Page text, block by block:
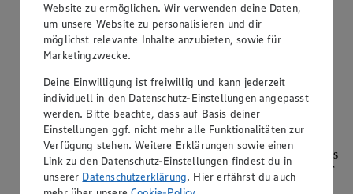
weiterlesen
Mindesthaltbarkeitsdatum: Kann Mehl
Kategorie:Grundnahrung
Mehl ist fast unbegrenzt haltbar, da es trocken ist und sich
Keime kaum vermehren können. Das
Mindesthaltbarkeitsdatum garantiert vom Hersteller, dass das
Produkt bei richtiger Lagerung bis dahin mindestens haltbar
bleibt. Es bedeutet jedoch nicht, d…
Website zu ermöglichen. Wir verwenden deine Daten,
um unsere Website zu personalisieren und dir
möglichst relevante Inhalte anzubieten, sowie für
Marketingzwecke.
Deine Einwilligung ist freiwillig und kann jederzeit
individuell in den Datenschutz-Einstellungen angepasst
werden. Bitte beachte, dass auf Basis deiner
Einstellungen ggf. nicht mehr alle Funktionalitäten zur
Verfügung stehen. Weitere Erklärungen sowie einen
Link zu den Datenschutz-Einstellungen findest du in
unserer Datenschutzerklärung. Hier erfährst du auch